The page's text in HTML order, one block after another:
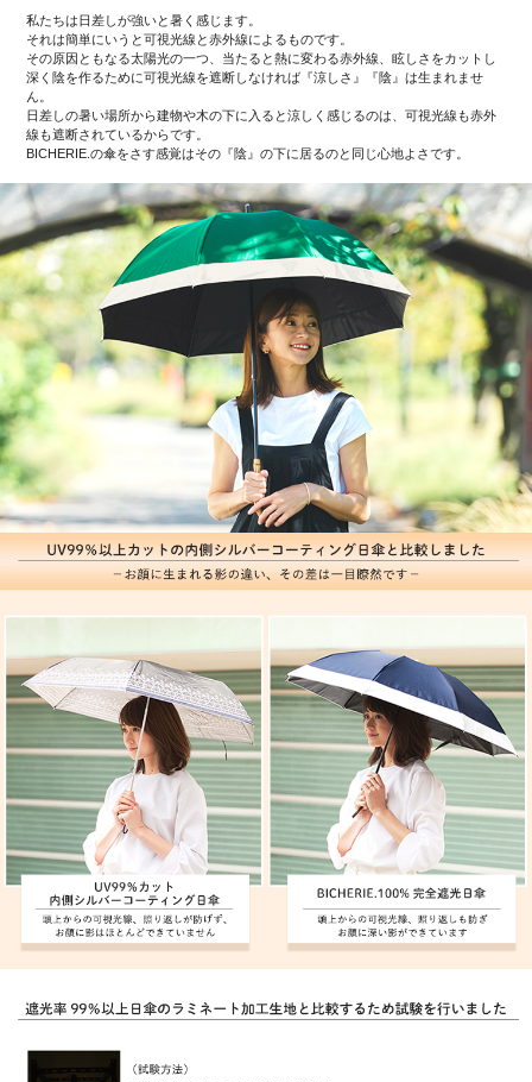
私たちは日差しが強いと暑く感じます。
それは簡単にいうと可視光線と赤外線によるものです。
その原因ともなる太陽光の一つ、当たると熱に変わる赤外線、眩しさをカットし
深く陰を作るために可視光線を遮断しなければ『涼しさ』『陰』は生まれませ
ん。
日差しの暑い場所から建物や木の下に入ると涼しく感じるのは、可視光線も赤外
線も遮断されているからです。
BICHERIE.の傘をさす感覚はその『陰』の下に居るのと同じ心地よさです。